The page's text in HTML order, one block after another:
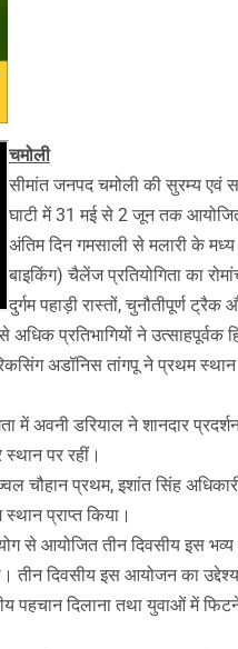
चमोली
सीमांत जनपद चमोली की सुरम्य एवं
घाटी में 31 मई से 2 जून तक आयोजित
अंतिम दिन गमसाली से मलारी के
बाइकिंग) चैलेंज प्रतियोगिता का
दुर्गम पहाड़ी रास्तों, चुनौतीपूर्ण
प्रतिभागियों ने उत्साहपूर्वक
अडॉनिस तांगपू ने प्रथम
में अवनी डरियाल ने शानदार
स्थान पर रहीं।
चौहान प्रथम, इशांत सिंह
प्राप्त किया।
से आयोजित तीन दिवसीय इस
दिवसीय इस आयोजन का उद्देश्य
पहचान दिलाना तथा युवाओं में